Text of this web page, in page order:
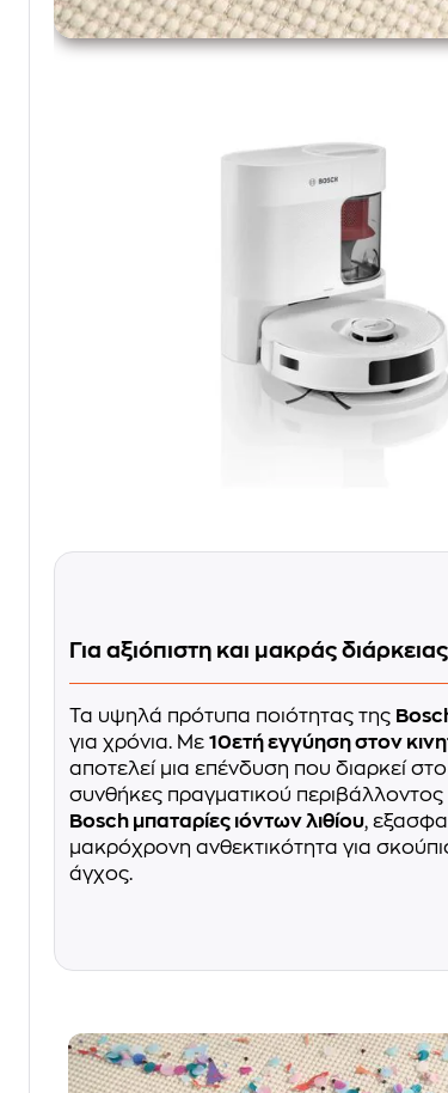
Για αξιόπιστη και μακράς
Τα υψηλά πρότυπα ποιότητας της
για χρόνια. Με 10ετή εγγύηση στον
αποτελεί μια επένδυση που διαρκεί
συνθήκες πραγματικού περιβάλλοντος
Bosch μπαταρίες ιόντων λιθίου,
μακρόχρονη ανθεκτικότητα για
άγχος.